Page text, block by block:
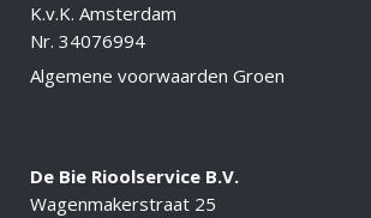
K.v.K. Amsterdam
Nr. 34076994
Algemene voorwaarden Groen
De Bie Rioolservice B.V.
Wagenmakerstraat 25